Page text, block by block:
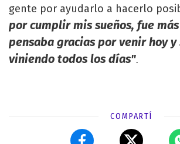
gente por ayudarlo a hacerlo
por cumplir mis sueños, fue
pensaba gracias por venir hoy y
viniendo todos los días".
COMPARTÍ